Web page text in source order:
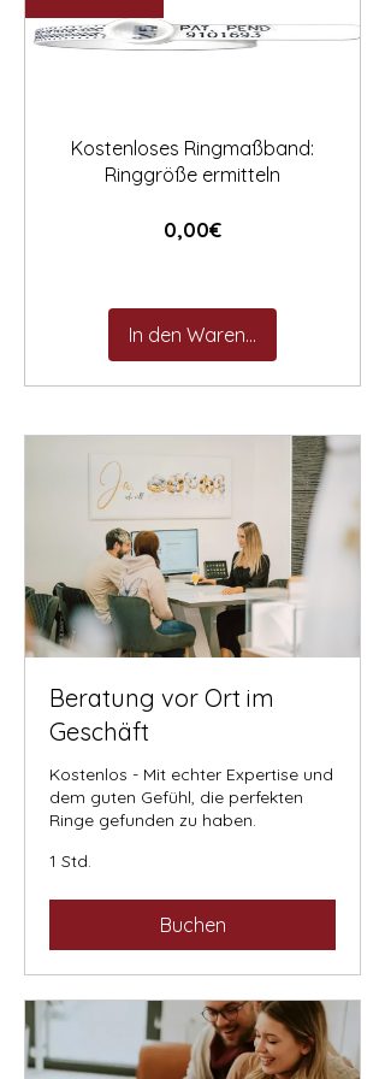
Kostenloses Ringmaßband:
Ringgröße ermitteln
0,00€Preis
In den Warenkorb
Beratung vor Ort im
Geschäft
Kostenlos - Mit echter Expertise und
dem guten Gefühl, die perfekten
Ringe gefunden zu haben.
1 Std.
Buchen